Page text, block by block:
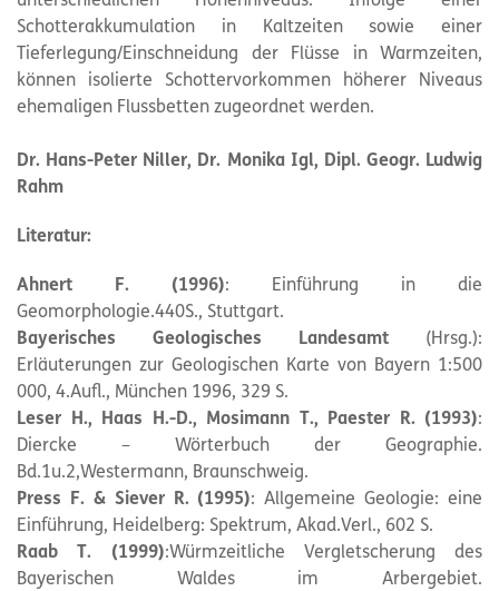
Schotterakkumulation in Kaltzeiten sowie einer
Tieferlegung/Einschneidung der Flüsse in Warmzeiten,
können isolierte Schottervorkommen höherer Niveaus
ehemaligen Flussbetten zugeordnet werden.
Dr. Hans-Peter Niller, Dr. Monika Igl, Dipl. Geogr. Ludwig
Rahm
Literatur:
Ahnert F. (1996): Einführung in die
Geomorphologie.440S., Stuttgart.
Bayerisches Geologisches Landesamt (Hrsg.):
Erläuterungen zur Geologischen Karte von Bayern 1:500
000, 4.Aufl., München 1996, 329 S.
Leser H., Haas H.-D., Mosimann T., Paester R. (1993):
Diercke – Wörterbuch der Geographie.
Bd.1u.2,Westermann, Braunschweig.
Press F. & Siever R. (1995): Allgemeine Geologie: eine
Einführung, Heidelberg: Spektrum, Akad.Verl., 602 S.
Raab T. (1999):Würmzeitliche Vergletscherung des
Bayerischen Waldes im Arbergebiet.